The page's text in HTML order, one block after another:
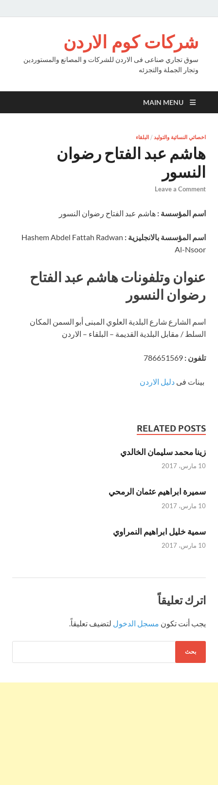
شركات كوم الاردن
سوق تجاري صناعى فى الاردن للشركات و المصانع والمستوردين
وتجار الجملة والتجزئه
MAIN MENU
اخصائي النسائية والتوليد / البلقاء
هاشم عبد الفتاح رضوان
النسور
Leave a Comment
اسم المؤسسة : هاشم عبد الفتاح رضوان النسور
اسم المؤسسة بالانجليزية : Hashem Abdel Fattah Radwan
Al-Nsoor
عنوان وتلفونات هاشم عبد الفتاح
رضوان النسور
اسم الشارع شارع البلدية العلوي المبنى أبو السمن المكان
السلط / مقابل البلدية القديمة – البلقاء – الاردن
تلفون :
بينات فى دليل الاردن
RELATED POSTS
زينا محمد سليمان الخالدي
10 مارس، 2017
سميرة ابراهيم عثمان الرمحي
10 مارس، 2017
سمية خليل ابراهيم النمراوي
10 مارس، 2017
اترك تعليقاً
يجب أنت تكون مسجل الدخول لتضيف تعليقاً.